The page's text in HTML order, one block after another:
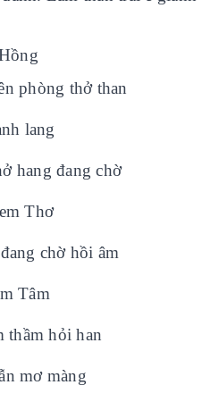
phòng thở than
lang
hang đang chờ
Thơ
chờ hồi âm
Tâm
thầm hỏi han
mơ màng